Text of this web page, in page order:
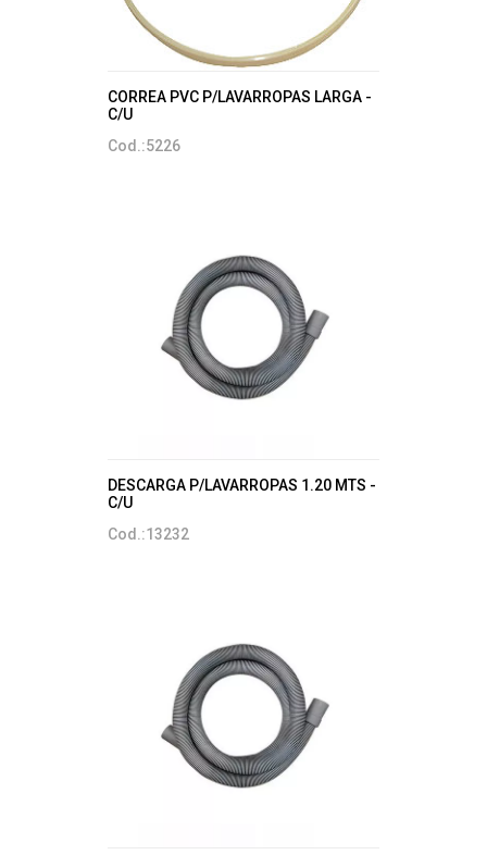
CORREA PVC P/LAVARROPAS LARGA -
C/U
Cod.:5226
DESCARGA P/LAVARROPAS 1.20 MTS -
C/U
Cod.:13232